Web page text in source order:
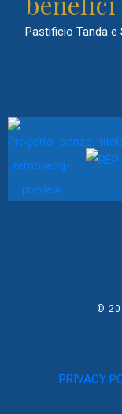
Pastificio Tanda e
©
PRIVACY